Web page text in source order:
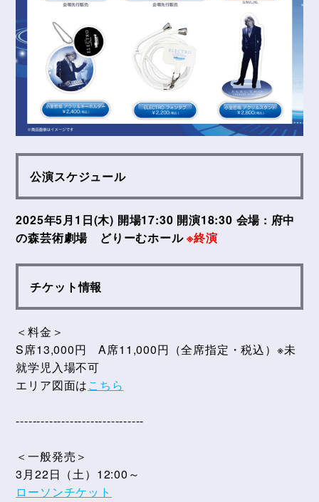
公演スケジュール
2025年5月1日(木) 開場17:30 開演18:30 会場 : 府中
の森芸術劇場 どりーむホール※終演
チケット情報
＜料金＞
S席13,000円 A席11,000円（全席指定・税込）※未
就学児入場不可
エリア図面はこちら
-------------------------------
＜一般発売＞
3月22日（土）12:00～
ローソンチケット